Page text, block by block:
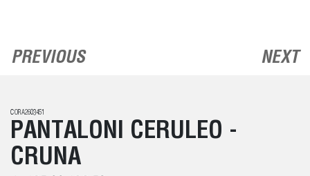
PREVIOUS NEXT
CORA2603451
PANTALONI CERULEO -
CRUNA